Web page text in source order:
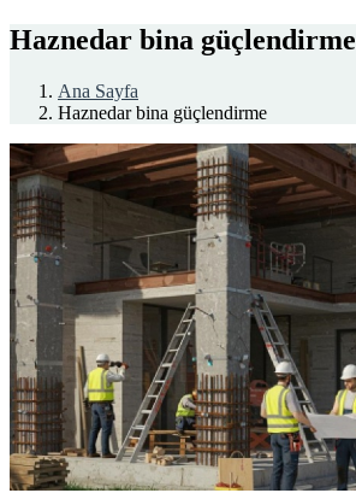
Haznedar bina güçlendirme
Ana Sayfa
Haznedar bina güçlendirme